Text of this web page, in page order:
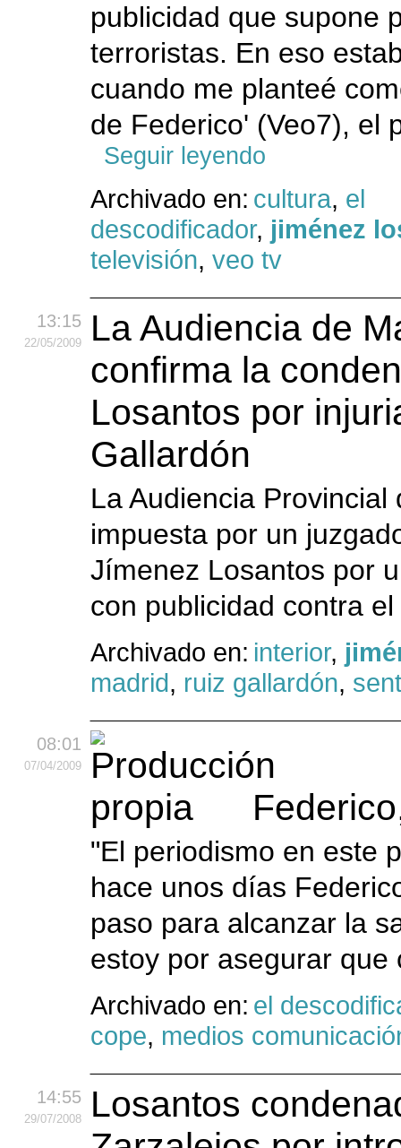
publicidad que supone
terroristas. En eso
cuando me planteé
de Federico' (Veo7), el
Seguir leyendo
Archivado en: cultura, el
descodificador, jiménez
televisión, veo tv
13:15
22/05/2009
La Audiencia de
confirma la
Losantos por
Gallardón
La Audiencia
impuesta por un
Jímenez Losantos por
con publicidad contra
Archivado en: interior,
madrid, ruiz gallardón,
08:01
07/04/2009
"El periodismo en este
hace unos días
paso para alcanzar la
estoy por asegurar
Archivado en: el
cope, medios
14:55
29/07/2008
Losantos